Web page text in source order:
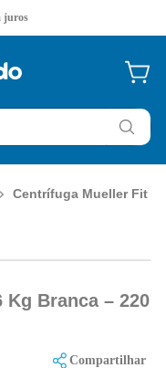
juros
Centrífuga Mueller Fit
Branca – 220
Compartilhar